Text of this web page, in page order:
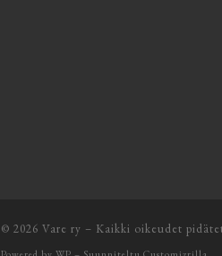
© 2026 Vare ry – Kaikki oikeudet